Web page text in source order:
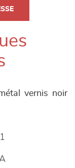
vernis noir